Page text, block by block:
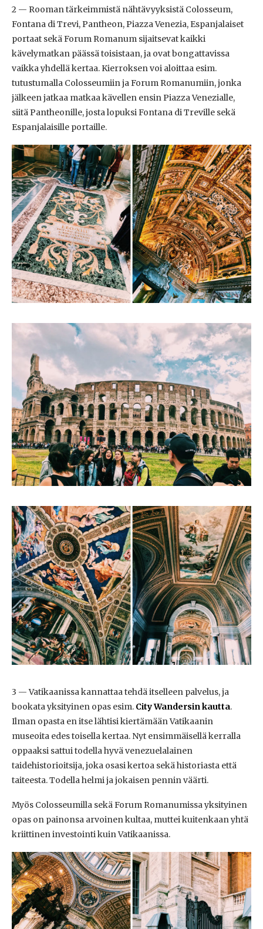
2 — Rooman tärkeimmistä nähtävyyksistä Colosseum,
Fontana di Trevi, Pantheon, Piazza Venezia, Espanjalaiset
portaat sekä Forum Romanum sijaitsevat kaikki
kävelymatkan päässä toisistaan, ja ovat bongattavissa
vaikka yhdellä kertaa. Kierroksen voi aloittaa esim.
tutustumalla Colosseumiin ja Forum Romanumiin, jonka
jälkeen jatkaa matkaa kävellen ensin Piazza Venezialle,
siitä Pantheonille, josta lopuksi Fontana di Treville sekä
Espanjalaisille portaille.
3 — Vatikaanissa kannattaa tehdä itselleen palvelus, ja
bookata yksityinen opas esim. City Wandersin kautta.
Ilman opasta en itse lähtisi kiertämään Vatikaanin
museoita edes toisella kertaa. Nyt ensimmäisellä kerralla
oppaaksi sattui todella hyvä venezuelalainen
taidehistorioitsija, joka osasi kertoa sekä historiasta että
taiteesta. Todella helmi ja jokaisen pennin väärti.
Myös Colosseumilla sekä Forum Romanumissa yksityinen
opas on painonsa arvoinen kultaa, muttei kuitenkaan yhtä
kriittinen investointi kuin Vatikaanissa.